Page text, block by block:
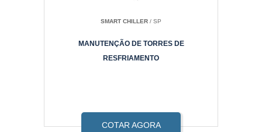
SMART CHILLER/ SP
MANUTENÇÃO DE TORRES DE
RESFRIAMENTO
COTAR AGORA